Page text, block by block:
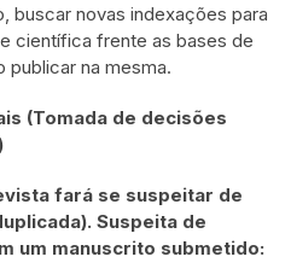
buscar novas indexações para
científica frente as bases de
publicar na mesma.
(Tomada de decisões
fará se suspeitar de
Suspeita de
um manuscrito submetido: